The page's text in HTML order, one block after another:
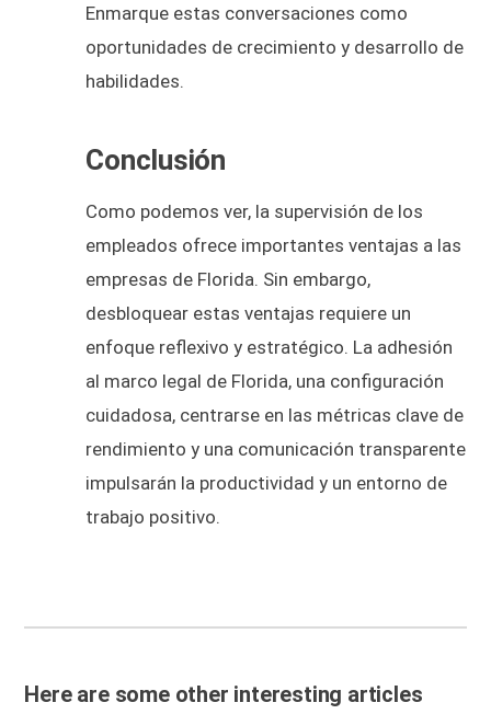
Enmarque estas conversaciones como
oportunidades de crecimiento y desarrollo de
habilidades.
Conclusión
Como podemos ver, la supervisión de los
empleados ofrece importantes ventajas a las
empresas de Florida. Sin embargo,
desbloquear estas ventajas requiere un
enfoque reflexivo y estratégico. La adhesión
al marco legal de Florida, una configuración
cuidadosa, centrarse en las métricas clave de
rendimiento y una comunicación transparente
impulsarán la productividad y un entorno de
trabajo positivo.
Here are some other interesting articles